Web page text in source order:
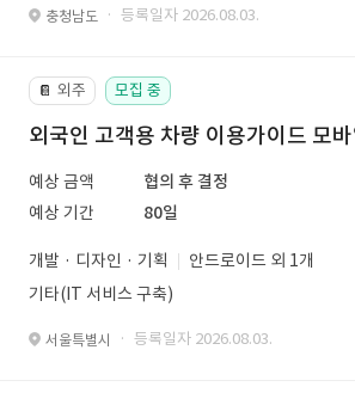
충청남도 · 등록일자 2026.08.03.
📔 외주 모집 중
외국인 고객용 차량 이용가이드 모
예상 금액
협의 후 결정
예상 기간
80일
개발 · 디자인 · 기획
안드로이드 외 1개
기타(IT 서비스 구축)
서울특별시 · 등록일자 2026.08.03.